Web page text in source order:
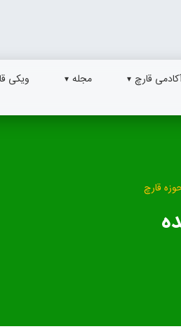
قارچ مجله ویکی
قارچ